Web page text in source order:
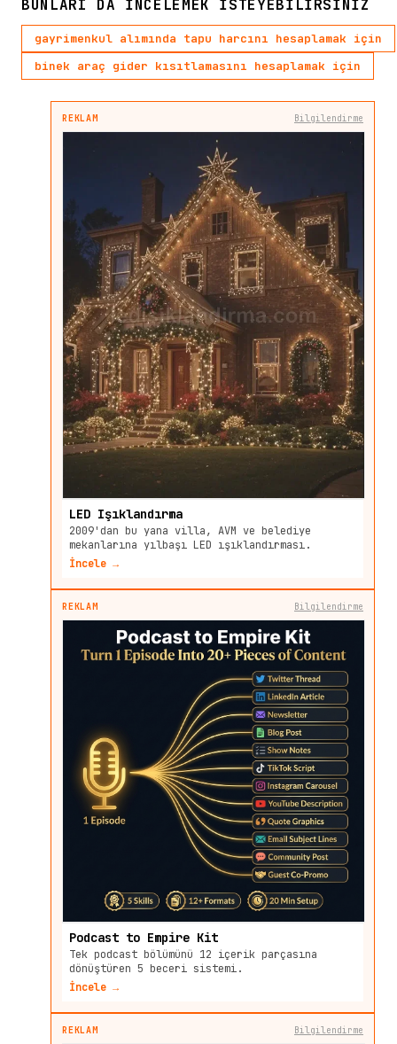
BUNLARI DA INCELEMEK ISTEYEBILIRSINIZ
gayrimenkul alımında tapu harcını hesaplamak için
binek araç gider kısıtlamasını hesaplamak için
REKLAM Bilgilendirme
LED Işıklandırma
2009'dan bu yana villa, AVM ve belediye
mekanlarına yılbaşı LED ışıklandırması.
İncele →
REKLAM Bilgilendirme
Podcast to Empire Kit
Tek podcast bölümünü 12 içerik parçasına
dönüştüren 5 beceri sistemi.
İncele →
REKLAM Bilgilendirme